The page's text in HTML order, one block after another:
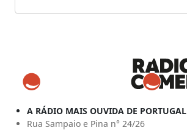
A RÁDIO MAIS OUVIDA DE PORTUGAL
Rua Sampaio e Pina n° 24/26